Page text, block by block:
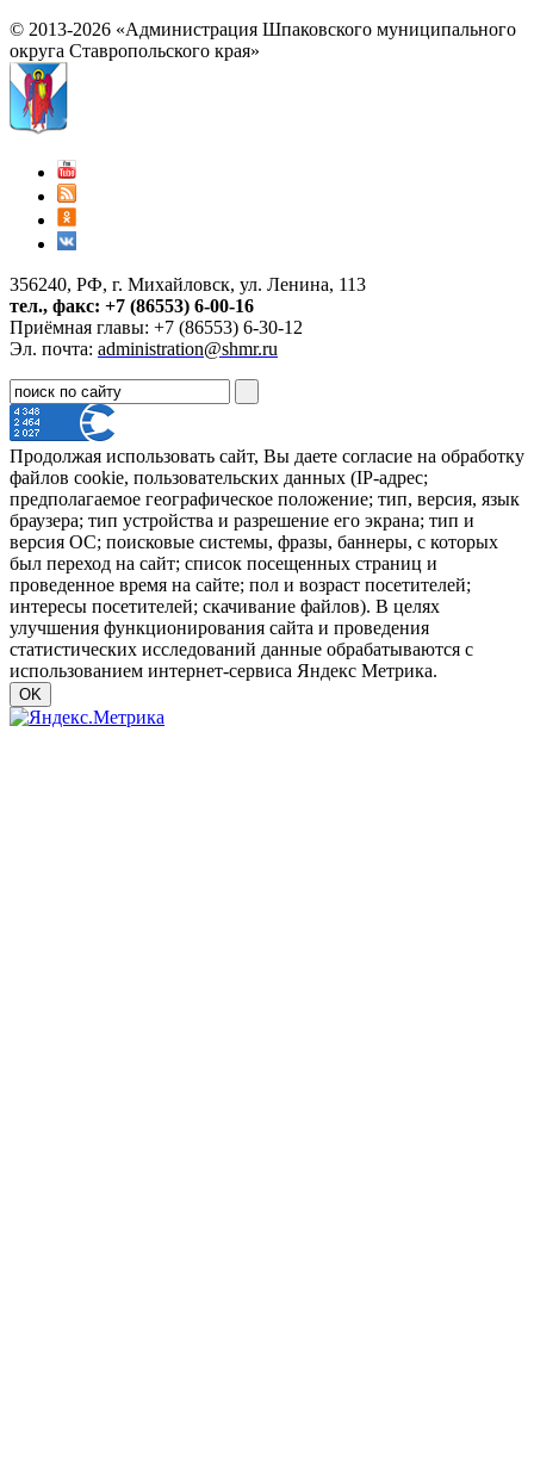
© 2013-2026 «Администрация Шпаковского муниципального
округа Ставропольского края»
356240, РФ, г. Михайловск, ул. Ленина, 113
тел., факс: +7 (86553) 6-00-16
Приёмная главы: +7 (86553) 6-30-12
Эл. почта: administration@shmr.ru
Продолжая использовать сайт, Вы даете согласие на обработку
файлов cookie, пользовательских данных (IP-адрес;
предполагаемое географическое положение; тип, версия, язык
браузера; тип устройства и разрешение его экрана; тип и
версия ОС; поисковые системы, фразы, баннеры, с которых
был переход на сайт; список посещенных страниц и
проведенное время на сайте; пол и возраст посетителей;
интересы посетителей; скачивание файлов). В целях
улучшения функционирования сайта и проведения
статистических исследований данные обрабатываются с
использованием интернет-сервиса Яндекс Метрика.
OK